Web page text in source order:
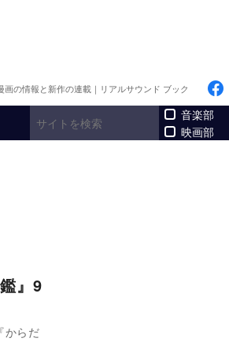
画の情報と新作の連載｜リアルサウンド ブック
音楽部
映画部
』9
からだ